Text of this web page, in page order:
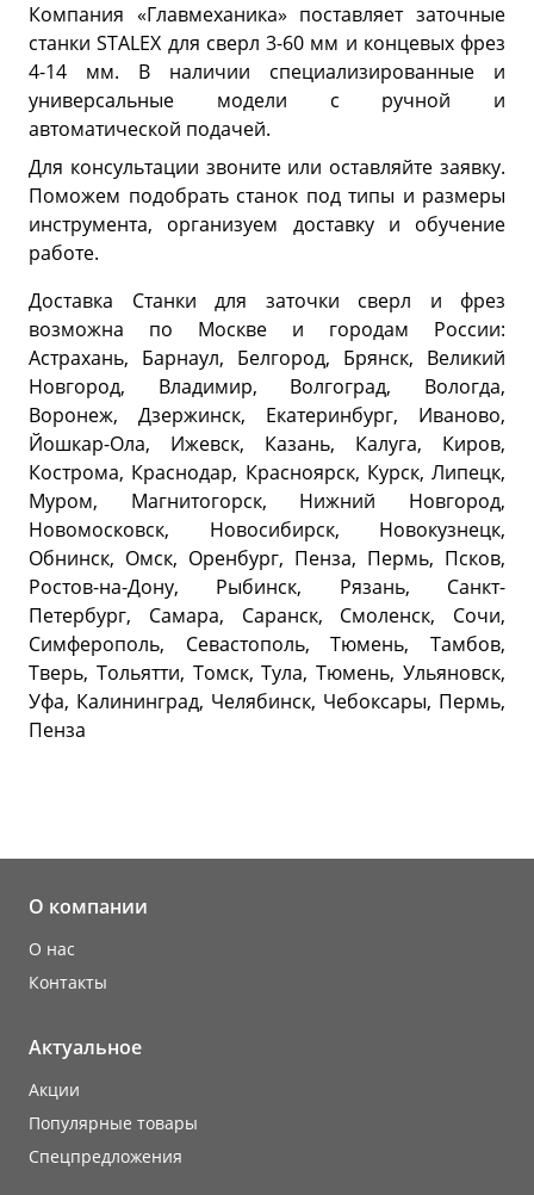
Компания «Главмеханика» поставляет заточные
станки STALEX для сверл 3-60 мм и концевых фрез
4-14 мм. В наличии специализированные и
универсальные модели с ручной и
автоматической подачей.
Для консультации звоните или оставляйте заявку.
Поможем подобрать станок под типы и размеры
инструмента, организуем доставку и обучение
работе.
Доставка Станки для заточки сверл и фрез
возможна по Москве и городам России:
Астрахань, Барнаул, Белгород, Брянск, Великий
Новгород, Владимир, Волгоград, Вологда,
Воронеж, Дзержинск, Екатеринбург, Иваново,
Йошкар-Ола, Ижевск, Казань, Калуга, Киров,
Кострома, Краснодар, Красноярск, Курск, Липецк,
Муром, Магнитогорск, Нижний Новгород,
Новомосковск, Новосибирск, Новокузнецк,
Обнинск, Омск, Оренбург, Пенза, Пермь, Псков,
Ростов-на-Дону, Рыбинск, Рязань, Санкт-
Петербург, Самара, Саранск, Смоленск, Сочи,
Симферополь, Севастополь, Тюмень, Тамбов,
Тверь, Тольятти, Томск, Тула, Тюмень, Ульяновск,
Уфа, Калининград, Челябинск, Чебоксары, Пермь,
Пенза
О компании
О нас
Контакты
Актуальное
Акции
Популярные товары
Cпецпредложения